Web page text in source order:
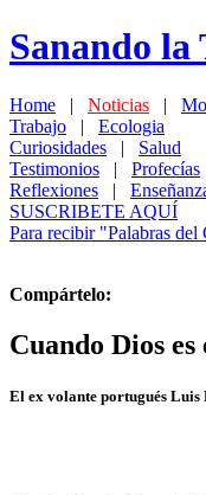
Sanando
Home | Noticias |
Trabajo | Ecologia
Curiosidades | Salud
Testimonios | Profecías
Reflexiones |
SUSCRIBETE AQUÍ
Para recibir "Palabras
Compártelo:
Cuando Dios
El ex volante portugués Luis